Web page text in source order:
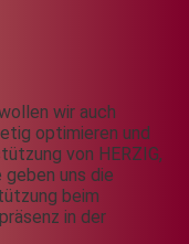
wir auch
optimieren und
von HERZIG,
uns die
beim
in der